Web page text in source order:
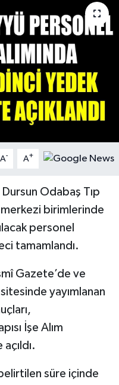
A- A+
Odabaş Tıp
birimlerinde
personel
tamamlandı.
Gazete’de ve
yayımlanan
İşe Alım
süre içinde